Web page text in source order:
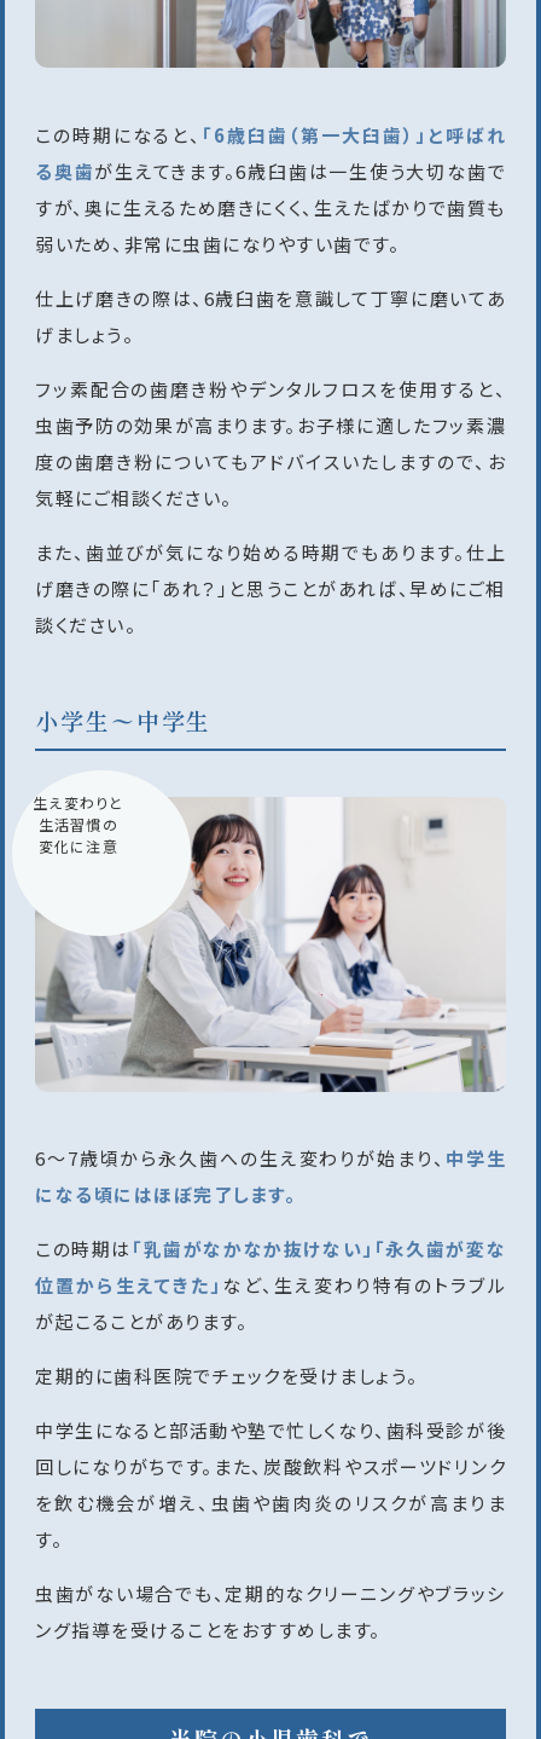
この時期になると、 「6歳臼歯（第一大臼歯）」と呼ばれ
る奥歯が生えてきます。6歳臼歯は一生使う大切な歯で
すが、奥に生えるため磨きにくく、生えたばかりで歯質も
弱いため、非常に虫歯になりやすい歯です。
仕上げ磨きの際は、6歳臼歯を意識して丁寧に磨いてあ
げましょう。
フッ素配合の歯磨き粉やデンタルフロスを使用すると、
虫歯予防の効果が高まります。お子様に適したフッ素濃
度の歯磨き粉についてもアドバイスいたしますので、お
気軽にご相談ください。
また、歯並びが気になり始める時期でもあります。仕上
げ磨きの際に「あれ？」と思うことがあれば、早めにご相
談ください。
小学生〜中学生
6〜7歳頃から永久歯への生え変わりが始まり、 中学生
になる頃にはほぼ完了します。
この時期は 「乳歯がなかなか抜けない」「永久歯が変な
位置から生えてきた」 など、生え変わり特有のトラブル
が起こることがあります。
定期的に歯科医院でチェックを受けましょう。
中学生になると部活動や塾で忙しくなり、歯科受診が後
回しになりがちです。また、炭酸飲料やスポーツドリンク
を飲む機会が増え、虫歯や歯肉炎のリスクが高まりま
す。
虫歯がない場合でも、定期的なクリーニングやブラッシ
ング指導を受けることをおすすめします。
生え変わりと
生活習慣の
変化に注意